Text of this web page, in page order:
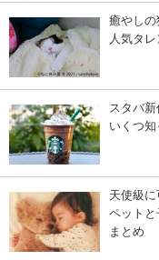
癒やしの
人気タ
スタバ新
いくつ
天使級
ペット
まとめ